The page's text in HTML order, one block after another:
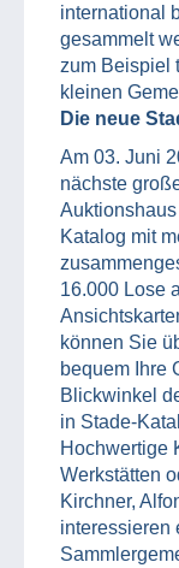
international
gesammelt
zum Beispiel
kleinen
Die neue
Am 03. Juni
nächste
Katalog mit
16.000 Lose
können Sie
bequem Ihre
Blickwinkel
in Stade-
Hochwertige
Werkstätten
Kirchner,
interessieren